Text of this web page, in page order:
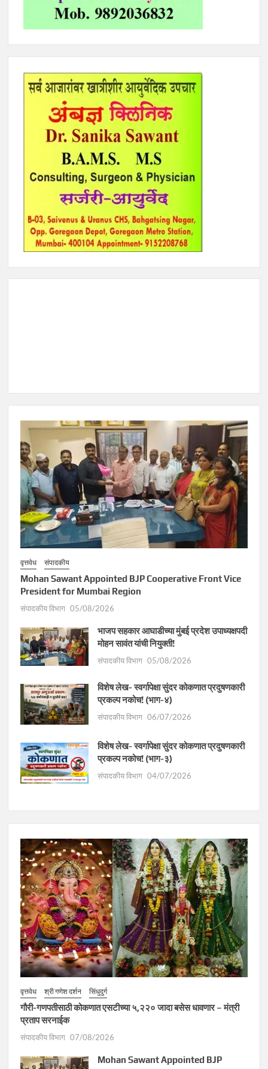
वृत्तवेध संपादकीय
Mohan Sawant Appointed BJP Cooperative Front Vice
President for Mumbai Region
संपादकीय विभाग 05/08/2026
भाजप सहकार आघाडीच्या मुंबई प्रदेश उपाध्यक्षपदी
मोहन सावंत यांची नियुक्ती!
संपादकीय विभाग 05/08/2026
विशेष लेख- स्वर्गापेक्षा सुंदर कोकणात प्रदुषणकारी
प्रकल्प नकोच! (भाग-४)
संपादकीय विभाग 06/07/2026
विशेष लेख- स्वर्गापेक्षा सुंदर कोकणात प्रदुषणकारी
प्रकल्प नकोच! (भाग-३)
संपादकीय विभाग 04/07/2026
वृत्तवेध श्री गणेश दर्शन सिंधुदुर्ग
गौरी-गणपतीसाठी कोकणात एसटीच्या ५,२२० जादा बसेस धावणार – मंत्री
प्रताप सरनाईक
संपादकीय विभाग 07/08/2026
Mohan Sawant Appointed BJP